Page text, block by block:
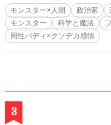
で国を護る軍
家を覆う巨
は。 緊迫の
モンスター×人間 政治家
モンスター
科学と魔法
同性バディ×クソデカ感情
3